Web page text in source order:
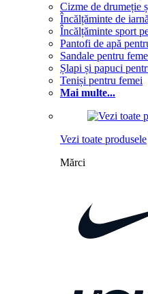
Cizme de drumeție
Încălțăminte de
Încălțăminte sport
Pantofi de apă
Sandale pentru
Șlapi și papuci
Teniși pentru femei
Mai multe...
Vezi toate produsele
Mărci